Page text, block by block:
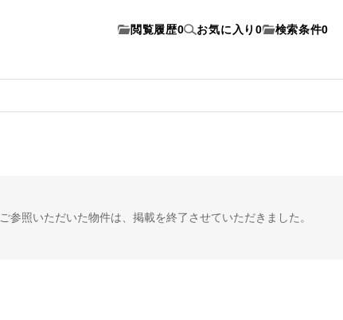
閲覧履歴0 お気に入り 0 検索条件0
ご参照いただいた物件は、 掲載を終了させていただきました。